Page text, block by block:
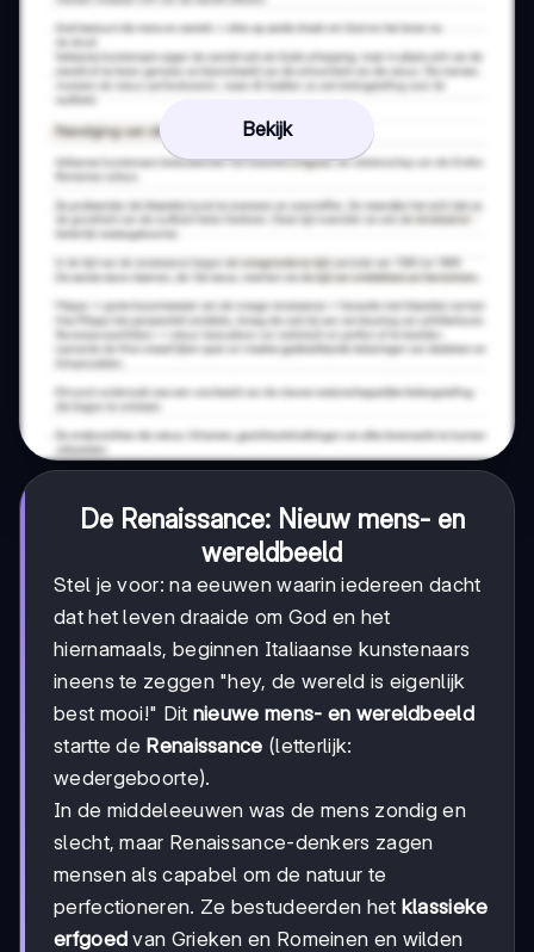
Bekijk
De Renaissance: Nieuw mens- en
wereldbeeld
Stel je voor: na eeuwen waarin iedereen dacht
dat het leven draaide om God en het
hiernamaals, beginnen Italiaanse kunstenaars
ineens te zeggen "hey, de wereld is eigenlijk
best mooi!" Dit nieuwe mens- en wereldbeeld
startte de Renaissance (letterlijk:
wedergeboorte).
In de middeleeuwen was de mens zondig en
slecht, maar Renaissance-denkers zagen
mensen als capabel om de natuur te
perfectioneren. Ze bestudeerden het klassieke
erfgoed van Grieken en Romeinen en wilden